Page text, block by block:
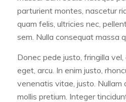
parturient montes, nascetur
quam felis, ultricies nec,
sem. Nulla consequat massa
Donec pede justo, fringilla
eget, arcu. In enim justo,
venenatis vitae, justo. Nullam
mollis pretium. Integer